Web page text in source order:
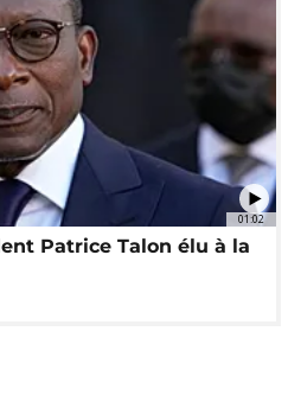
01:02
Patrice Talon élu à la